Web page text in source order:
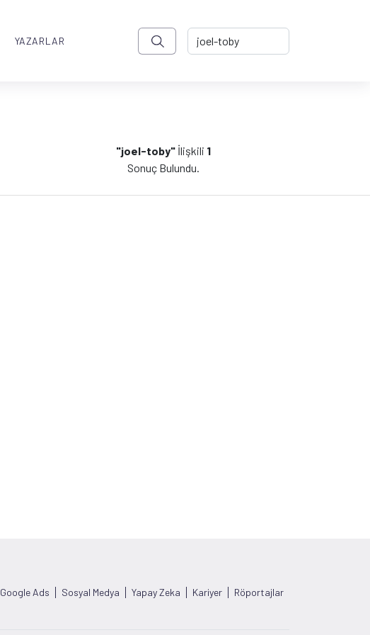
YAZARLAR
"joel-toby" İlişkili 1
Sonuç Bulundu.
Google Ads Sosyal Medya Yapay Zeka Kariyer Röportajlar